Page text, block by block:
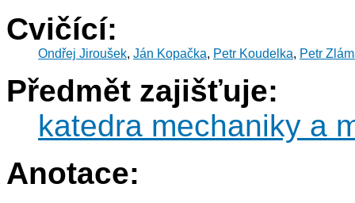
Cvičící:
Ondřej Jiroušek, Ján Kopačka, Petr Koudelka, Petr
Předmět zajišťuje:
katedra mechaniky a
Anotace: